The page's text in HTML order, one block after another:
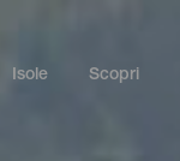
Isole Scopri